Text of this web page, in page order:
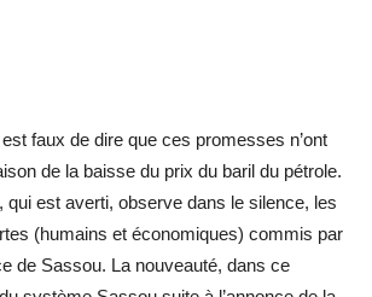
faux de dire que ces promesses n’ont
de la baisse du prix du baril du pétrole.
qui est averti, observe dans le silence, les
(humains et économiques) commis par
de Sassou. La nouveauté, dans ce